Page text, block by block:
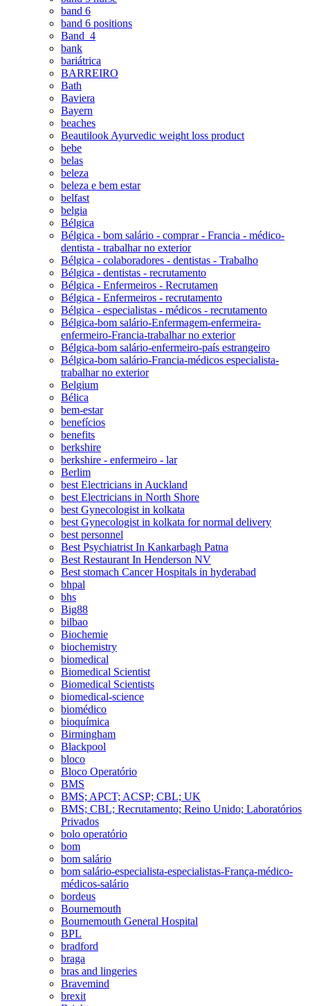
band 6
band 6 positions
Band_4
bank
bariátrica
BARREIRO
Bath
Baviera
Bayern
beaches
Beautilook Ayurvedic weight loss product
bebe
belas
beleza
beleza e bem estar
belfast
belgia
Bélgica
Bélgica - bom salário - comprar - Francia - médico-
dentista - trabalhar no exterior
Bélgica - colaboradores - dentistas - Trabalho
Bélgica - dentistas - recrutamento
Bélgica - Enfermeiros - Recrutamen
Bélgica - Enfermeiros - recrutamento
Bélgica - especialistas - médicos - recrutamento
Bélgica-bom salário-Enfermagem-enfermeira-
enfermeiro-Francia-trabalhar no exterior
Bélgica-bom salário-enfermeiro-país estrangeiro
Bélgica-bom salário-Francia-médicos especialista-
trabalhar no exterior
Belgium
Bélica
bem-estar
benefícios
benefits
berkshire
berkshire - enfermeiro - lar
Berlim
best Electricians in Auckland
best Electricians in North Shore
best Gynecologist in kolkata
best Gynecologist in kolkata for normal delivery
best personnel
Best Psychiatrist In Kankarbagh Patna
Best Restaurant In Henderson NV
Best stomach Cancer Hospitals in hyderabad
bhpal
bhs
Big88
bilbao
Biochemie
biochemistry
biomedical
Biomedical Scientist
Biomedical Scientists
biomedical-science
biomédico
bioquímica
Birmingham
Blackpool
bloco
Bloco Operatório
BMS
BMS; APCT; ACSP; CBL; UK
BMS; CBL; Recrutamento; Reino Unido; Laboratórios
Privados
bolo operatório
bom
bom salário
bom salário-especialista-especialistas-França-médico-
médicos-salário
bordeus
Bournemouth
Bournemouth General Hospital
BPL
bradford
braga
bras and lingeries
Bravemind
brexit